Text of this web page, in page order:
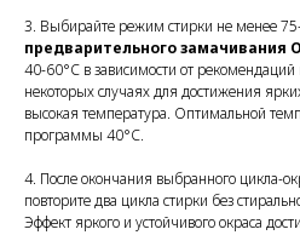
3. Выбирайте режим стирки не менее
предварительного замачивания
40-60°С в зависимости от
некоторых случаях для достижения
высокая температура. Оптимальной
программы 40°С.
4. После окончания выбранного цикла-
повторите два цикла стирки без
Эффект яркого и устойчивого окраса